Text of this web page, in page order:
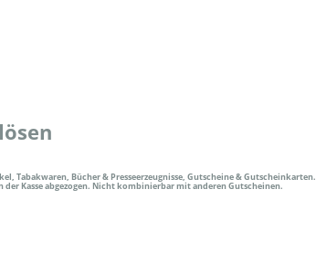
Tabakwaren, Bücher & Presseerzeugnisse, Gutscheine & Gutscheinkarten.
Kasse abgezogen. Nicht kombinierbar mit anderen Gutscheinen.